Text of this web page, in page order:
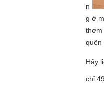
n
g ở
thơm
quên
Hãy
chỉ